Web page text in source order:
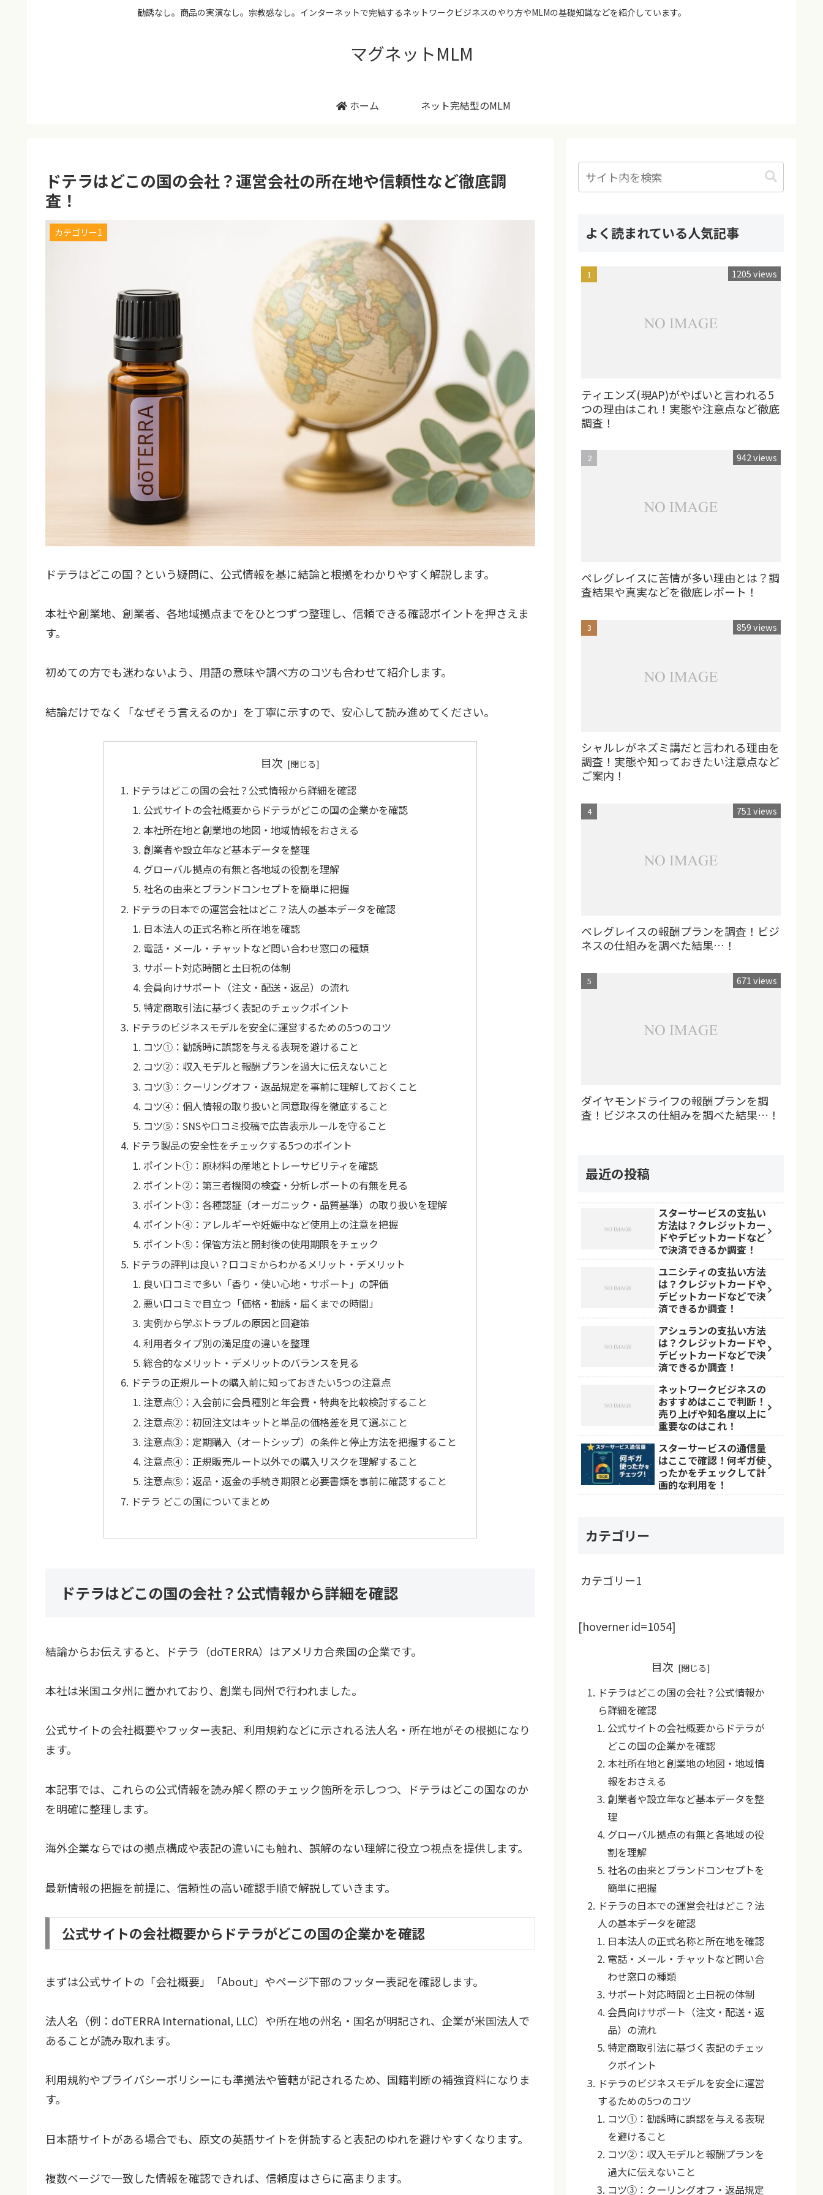
勧誘なし。商品の実演なし。宗教感なし。インターネットで完結するネットワークビジネスのやり方やMLMの基礎知識などを紹介しています。
マグネットMLM
ホーム ネット完結型のMLM
ドテラはどこの国の会社？運営会社の所在地や信頼性など徹底調
査！
カテゴリー1
ドテラはどこの国？という疑問に、公式情報を基に結論と根拠をわかりやすく解説します。
本社や創業地、創業者、各地域拠点までをひとつずつ整理し、信頼できる確認ポイントを押さえま
す。
初めての方でも迷わないよう、用語の意味や調べ方のコツも合わせて紹介します。
結論だけでなく「なぜそう言えるのか」を丁寧に示すので、安心して読み進めてください。
目次
ドテラはどこの国の会社？公式情報から詳細を確認
公式サイトの会社概要からドテラがどこの国の企業かを確認
本社所在地と創業地の地図・地域情報をおさえる
創業者や設立年など基本データを整理
グローバル拠点の有無と各地域の役割を理解
社名の由来とブランドコンセプトを簡単に把握
ドテラの日本での運営会社はどこ？法人の基本データを確認
日本法人の正式名称と所在地を確認
電話・メール・チャットなど問い合わせ窓口の種類
サポート対応時間と土日祝の体制
会員向けサポート（注文・配送・返品）の流れ
特定商取引法に基づく表記のチェックポイント
ドテラのビジネスモデルを安全に運営するための5つのコツ
コツ①：勧誘時に誤認を与える表現を避けること
コツ②：収入モデルと報酬プランを過大に伝えないこと
コツ③：クーリングオフ・返品規定を事前に理解しておくこと
コツ④：個人情報の取り扱いと同意取得を徹底すること
コツ⑤：SNSや口コミ投稿で広告表示ルールを守ること
ドテラ製品の安全性をチェックする5つのポイント
ポイント①：原材料の産地とトレーサビリティを確認
ポイント②：第三者機関の検査・分析レポートの有無を見る
ポイント③：各種認証（オーガニック・品質基準）の取り扱いを理解
ポイント④：アレルギーや妊娠中など使用上の注意を把握
ポイント⑤：保管方法と開封後の使用期限をチェック
ドテラの評判は良い？口コミからわかるメリット・デメリット
良い口コミで多い「香り・使い心地・サポート」の評価
悪い口コミで目立つ「価格・勧誘・届くまでの時間」
実例から学ぶトラブルの原因と回避策
利用者タイプ別の満足度の違いを整理
総合的なメリット・デメリットのバランスを見る
ドテラの正規ルートの購入前に知っておきたい5つの注意点
注意点①：入会前に会員種別と年会費・特典を比較検討すること
注意点②：初回注文はキットと単品の価格差を見て選ぶこと
注意点③：定期購入（オートシップ）の条件と停止方法を把握すること
注意点④：正規販売ルート以外での購入リスクを理解すること
注意点⑤：返品・返金の手続き期限と必要書類を事前に確認すること
ドテラ どこの国についてまとめ
ドテラはどこの国の会社？公式情報から詳細を確認
結論からお伝えすると、ドテラ（dōTERRA）はアメリカ合衆国の企業です。
本社は米国ユタ州に置かれており、創業も同州で行われました。
公式サイトの会社概要やフッター表記、利用規約などに示される法人名・所在地がその根拠になり
ます。
本記事では、これらの公式情報を読み解く際のチェック箇所を示しつつ、ドテラはどこの国なのか
を明確に整理します。
海外企業ならではの拠点構成や表記の違いにも触れ、誤解のない理解に役立つ視点を提供します。
最新情報の把握を前提に、信頼性の高い確認手順で解説していきます。
公式サイトの会社概要からドテラがどこの国の企業かを確認
まずは公式サイトの「会社概要」「About」やページ下部のフッター表記を確認します。
法人名（例：dōTERRA International, LLC）や所在地の州名・国名が明記され、企業が米国法人で
あることが読み取れます。
利用規約やプライバシーポリシーにも準拠法や管轄が記されるため、国籍判断の補強資料になりま
す。
日本語サイトがある場合でも、原文の英語サイトを併読すると表記のゆれを避けやすくなります。
複数ページで一致した情報を確認できれば、信頼度はさらに高まります。
よく読まれている人気記事
ティエンズ(現AP)がやばいと言われる5
つの理由はこれ！実態や注意点など徹底
調査！
1205 views
ペレグレイスに苦情が多い理由とは？調
査結果や真実などを徹底レポート！
942 views
シャルレがネズミ講だと言われる理由を
調査！実態や知っておきたい注意点など
ご案内！
859 views
ペレグレイスの報酬プランを調査！ビジ
ネスの仕組みを調べた結果…！
751 views
ダイヤモンドライフの報酬プランを調
査！ビジネスの仕組みを調べた結果…！
671 views
最近の投稿
スターサービスの支払い
方法は？クレジットカー
ドやデビットカードなど
で決済できるか調査！
ユニシティの支払い方法
は？クレジットカードや
デビットカードなどで決
済できるか調査！
アシュランの支払い方法
は？クレジットカードや
デビットカードなどで決
済できるか調査！
ネットワークビジネスの
おすすめはここで判断！
売り上げや知名度以上に
重要なのはこれ！
スターサービスの通信量
はここで確認！何ギガ使
ったかをチェックして計
画的な利用を！
カテゴリー
カテゴリー1
[hoverner id=1054]
目次
ドテラはどこの国の会社？公式情報か
ら詳細を確認
公式サイトの会社概要からドテラが
どこの国の企業かを確認
本社所在地と創業地の地図・地域情
報をおさえる
創業者や設立年など基本データを整
理
グローバル拠点の有無と各地域の役
割を理解
社名の由来とブランドコンセプトを
簡単に把握
ドテラの日本での運営会社はどこ？法
人の基本データを確認
日本法人の正式名称と所在地を確認
電話・メール・チャットなど問い合
わせ窓口の種類
サポート対応時間と土日祝の体制
会員向けサポート（注文・配送・返
品）の流れ
特定商取引法に基づく表記のチェッ
クポイント
ドテラのビジネスモデルを安全に運営
するための5つのコツ
コツ①：勧誘時に誤認を与える表現
を避けること
コツ②：収入モデルと報酬プランを
過大に伝えないこと
コツ③：クーリングオフ・返品規定